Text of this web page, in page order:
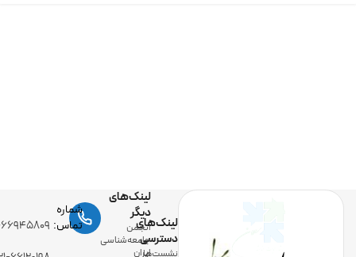
لینک‌های
دسترسی
نشست‌ها
لینک‌های
دیگر
انجمن
جامعه‌شناسی
ایران
شماره
تماس: ۰۲۱-